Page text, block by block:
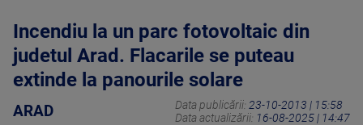
Incendiu la un parc fotovoltaic din
judetul Arad. Flacarile se puteau
extinde la panourile solare
ARAD Data publicării: 23-10-2013 | 15:58
Data actualizării: 16-08-2025 | 14:47